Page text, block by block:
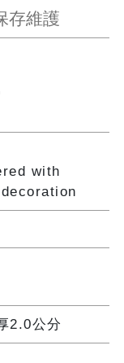
存維護
with
2.0公分